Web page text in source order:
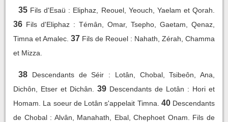
35 Fils d'Esaü : Eliphaz, Reouel, Yeouch, Yaelam et Qorah.
36 Fils d'Eliphaz : Témân, Omar, Tsepho, Gaetam, Qenaz,
Timna et Amalec. 37 Fils de Reouel : Nahath, Zérah, Chamma
et Mizza.
38
Descendants de Séir : Lotân, Chobal, Tsibeôn, Ana,
Dichôn, Etser et Dichân.
39 Descendants de Lotân : Hori et
Homam. La soeur de Lotân s'appelait Timna. 40 Descendants
de Chobal : Alvân, Manahath, Ebal, Chephoet Onam. Fils de